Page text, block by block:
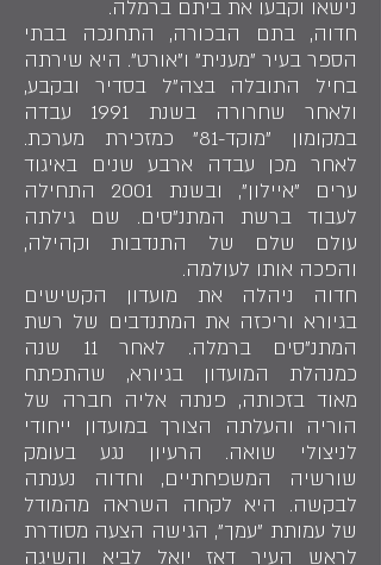
נישאו וקבעו את ביתם ברמלה.
חדוה, בתם הבכורה, התחנכה בבתי
הספר בעיר "מענית" ו"אורט". היא שירתה
בחיל התובלה בצה"ל בסדיר ובקבע,
ולאחר שחרורה בשנת 1991 עבדה
במקומון "מוקד-81" כמזכירת מערכת.
לאחר מכן עבדה ארבע שנים באיגוד
ערים "איילון", ובשנת 2001 התחילה
לעבוד ברשת המתנ"סים. שם גילתה
עולם שלם של התנדבות וקהילה,
והפכה אותו לעולמה.
חדוה ניהלה את מועדון הקשישים
בגיורא וריכזה את המתנדבים של רשת
המתנ"סים ברמלה. לאחר 11 שנה
כמנהלת המועדון בגיורא, שהתפתח
מאוד בזכותה, פנתה אליה חברה של
הוריה והעלתה הצורך במועדון ייחודי
לניצולי שואה. הרעיון נגע בעומק
שורשיה המשפחתיים, וחדוה נענתה
לבקשה. היא לקחה השראה מהמודל
של עמותת "עמך", הגישה הצעה מסודרת
לראש העיר דאז יואל לביא והשיגה